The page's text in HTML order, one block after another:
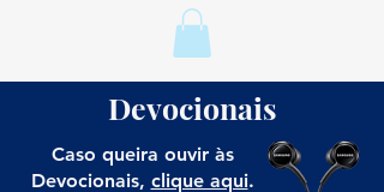
Devocionais
Caso queira ouvir às
Devocionais, clique aqui.